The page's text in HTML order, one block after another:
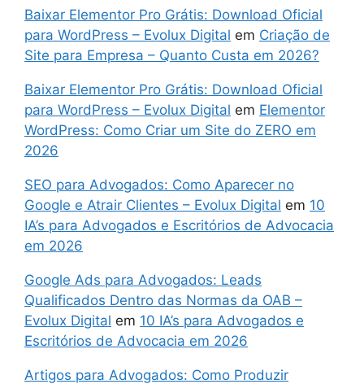
Baixar Elementor Pro Grátis: Download Oficial
para WordPress – Evolux Digital em Criação de
Site para Empresa – Quanto Custa em 2026?
Baixar Elementor Pro Grátis: Download Oficial
para WordPress – Evolux Digital em Elementor
WordPress: Como Criar um Site do ZERO em
2026
SEO para Advogados: Como Aparecer no
Google e Atrair Clientes – Evolux Digital em 10
IA’s para Advogados e Escritórios de Advocacia
em 2026
Google Ads para Advogados: Leads
Qualificados Dentro das Normas da OAB –
Evolux Digital em 10 IA’s para Advogados e
Escritórios de Advocacia em 2026
Artigos para Advogados: Como Produzir